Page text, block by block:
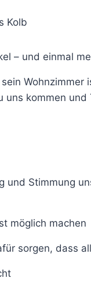
Kolb
– und einmal
Wohnzimmer
kommen
und Stimmung
möglich machen
sorgen, dass